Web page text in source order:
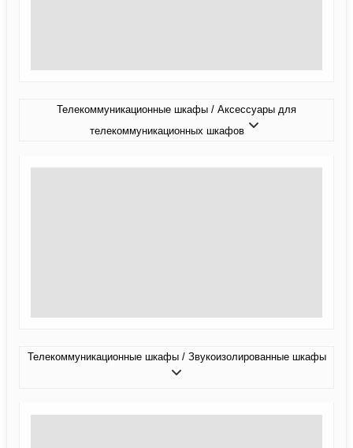
Телекоммуникационные шкафы / Аксессуары для
телекоммуникационных шкафов
Телекоммуникационные шкафы / Звукоизолированные шкафы